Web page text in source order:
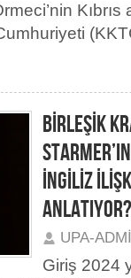
Kıbrıs
BİRLEŞİK
İNGİLİZ
ANLATIYOR?
UPA-
Giriş 2024